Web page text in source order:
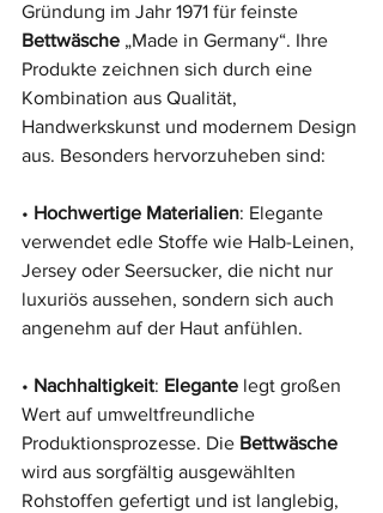
Gründung im Jahr 1971 für feinste
Bettwäsche „Made in Germany“. Ihre
Produkte zeichnen sich durch eine
Kombination aus Qualität,
Handwerkskunst und modernem Design
aus. Besonders hervorzuheben sind:
• Hochwertige Materialien: Elegante
verwendet edle Stoffe wie Halb-Leinen,
Jersey oder Seersucker, die nicht nur
luxuriös aussehen, sondern sich auch
angenehm auf der Haut anfühlen.
• Nachhaltigkeit: Elegante legt großen
Wert auf umweltfreundliche
Produktionsprozesse. Die Bettwäsche
wird aus sorgfältig ausgewählten
Rohstoffen gefertigt und ist langlebig,